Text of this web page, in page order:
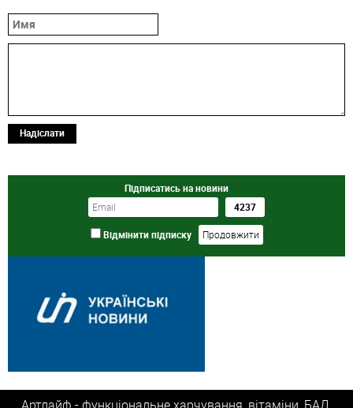
Надіслати
Підписатись на новини
Відмінити підписку
Артлайф - функціональне харчування, вітаміни, БАД,